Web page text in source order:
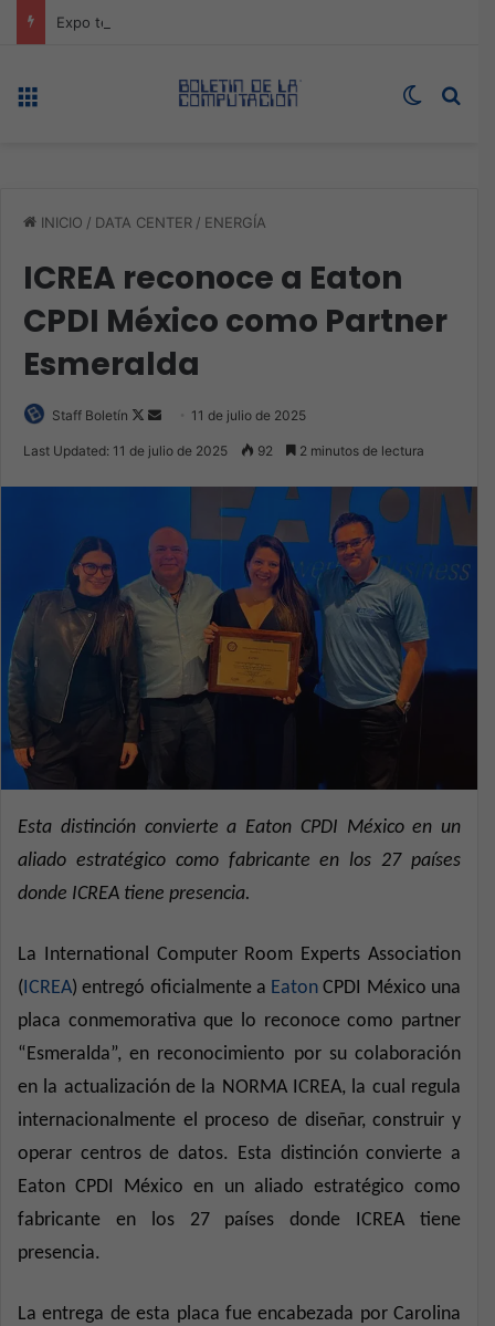
Switch
INICIO / DATA CENTER / ENERGÍA
ICREA reconoce a Eaton
CPDI México como Partner
Esmeralda
Staff Boletín
Follow
Send 11 de julio de 2025
Last Updated: 11 de julio de 2025 92 2 minutos de lectura
Esta distinción convierte a Eaton CPDI México en un
aliado estratégico como fabricante en los 27 países
donde ICREA tiene presencia.
La International Computer Room Experts Association
( ICREA) entregó oficialmente a Eaton CPDI México una
placa conmemorativa que lo reconoce como partner
“Esmeralda”, en reconocimiento por su colaboración
en la actualización de la NORMA ICREA, la cual regula
internacionalmente el proceso de diseñar, construir y
operar centros de datos. Esta distinción convierte a
Eaton CPDI México en un aliado estratégico como
fabricante en los 27 países donde ICREA tiene
presencia.
La entrega de esta placa fue encabezada por Carolina